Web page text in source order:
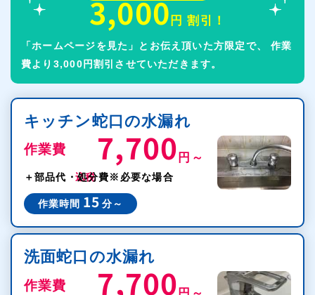
海部南部水道企業団指定給水装置工事事業者
北名古屋水道企業団指定給水装置工事事業者
エリア（北名古屋市、豊山町）
東海市水道事業指定給水装置工事事業者 第121号
犬山市指定給水装置工事事業者 第100号
3,000 円 割引！
「ホームページを見た」とお伝え頂いた方限定で、
作業
費より3,000円割引させていただきます。
キッチン蛇口の水漏れ
作業費 7,700 円～
＋部品代・処分費※必要な場合
作業時間 15 分～
洗面蛇口の水漏れ
作業費 7,700